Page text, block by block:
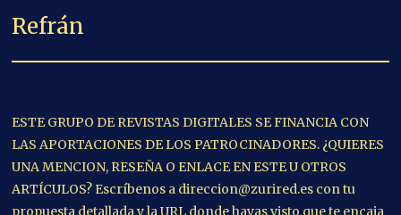
Refrán
ESTE GRUPO DE REVISTAS DIGITALES SE FINANCIA CON
LAS APORTACIONES DE LOS PATROCINADORES. ¿QUIERES
UNA MENCION, RESEÑA O ENLACE EN ESTE U OTROS
ARTÍCULOS? Escríbenos a direccion@zurired.es con tu
propuesta detallada y la URL donde hayas visto que te encaja